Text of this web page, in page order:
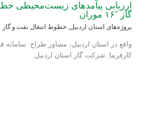
ارزیابی پی‏آمدهای زیست‌محیطی خط
گاز ˝۱۶ موران
پروژه‌های استان اردبیل, خطوط انتقال نفت و گاز
واقع در استان اردبیل، مشاور طراح: سامانه
کارفرما: شرکت گاز استان اردبیل.